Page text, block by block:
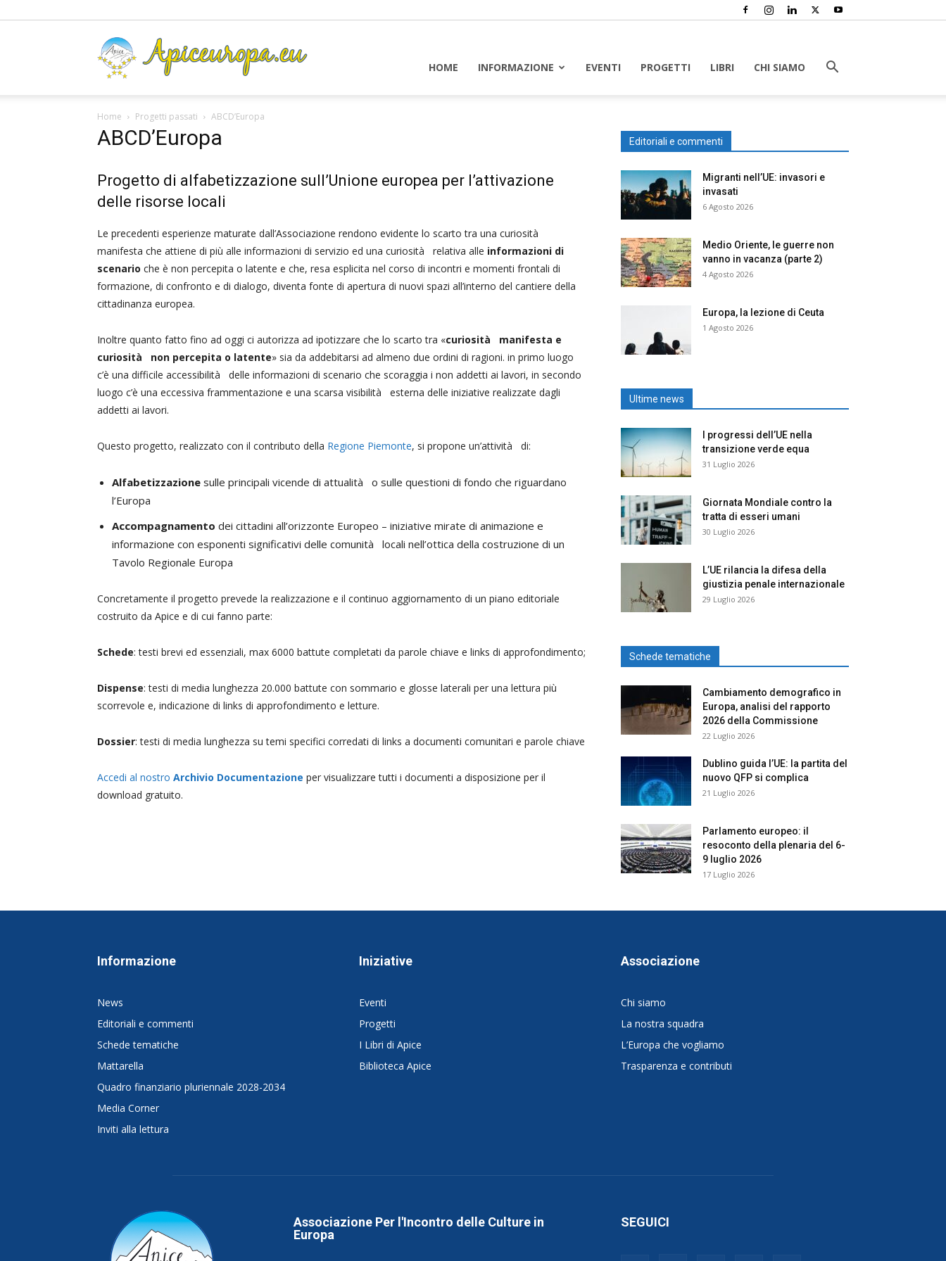
HOME INFORMAZIONE EVENTI PROGETTI LIBRI CHI SIAMO
Home Progetti passati ABCD’Europa
ABCD’Europa
Progetto di alfabetizzazione sull’Unione europea per l’attivazione
delle risorse locali
Le precedenti esperienze maturate dall’Associazione rendono evidente lo scarto tra una curiosità
manifesta che attiene di più alle informazioni di servizio ed una curiosità relativa alle informazioni di
scenario che è non percepita o latente e che, resa esplicita nel corso di incontri e momenti frontali di
formazione, di confronto e di dialogo, diventa fonte di apertura di nuovi spazi all’interno del cantiere della
cittadinanza europea.
Inoltre quanto fatto fino ad oggi ci autorizza ad ipotizzare che lo scarto tra «curiosità manifesta e
curiosità non percepita o latente» sia da addebitarsi ad almeno due ordini di ragioni. in primo luogo
c’è una difficile accessibilità delle informazioni di scenario che scoraggia i non addetti ai lavori, in secondo
luogo c’è una eccessiva frammentazione e una scarsa visibilità esterna delle iniziative realizzate dagli
addetti ai lavori.
Questo progetto, realizzato con il contributo della Regione Piemonte, si propone un’attività di:
Alfabetizzazione sulle principali vicende di attualità o sulle questioni di fondo che riguardano
l’Europa
Accompagnamento dei cittadini all’orizzonte Europeo – iniziative mirate di animazione e
informazione con esponenti significativi delle comunità locali nell’ottica della costruzione di un
Tavolo Regionale Europa
Concretamente il progetto prevede la realizzazione e il continuo aggiornamento di un piano editoriale
costruito da Apice e di cui fanno parte:
Schede: testi brevi ed essenziali, max 6000 battute completati da parole chiave e links di approfondimento;
Dispense: testi di media lunghezza 20.000 battute con sommario e glosse laterali per una lettura più
scorrevole e, indicazione di links di approfondimento e letture.
Dossier: testi di media lunghezza su temi specifici corredati di links a documenti comunitari e parole chiave
Accedi al nostro Archivio Documentazione per visualizzare tutti i documenti a disposizione per il
download gratuito.
Editoriali e commenti
Migranti nell’UE: invasori e
invasati
6 Agosto 2026
Medio Oriente, le guerre non
vanno in vacanza (parte 2)
4 Agosto 2026
Europa, la lezione di Ceuta
1 Agosto 2026
Ultime news
I progressi dell’UE nella
transizione verde equa
31 Luglio 2026
Giornata Mondiale contro la
tratta di esseri umani
30 Luglio 2026
L’UE rilancia la difesa della
giustizia penale internazionale
29 Luglio 2026
Schede tematiche
Cambiamento demografico in
Europa, analisi del rapporto
2026 della Commissione
22 Luglio 2026
Dublino guida l’UE: la partita del
nuovo QFP si complica
21 Luglio 2026
Parlamento europeo: il
resoconto della plenaria del 6-
9 luglio 2026
17 Luglio 2026
Informazione
News
Editoriali e commenti
Schede tematiche
Mattarella
Quadro finanziario pluriennale 2028-2034
Media Corner
Inviti alla lettura
Iniziative
Eventi
Progetti
I Libri di Apice
Biblioteca Apice
Associazione
Chi siamo
La nostra squadra
L’Europa che vogliamo
Trasparenza e contributi
Associazione Per l'Incontro delle Culture in
Europa
SEGUICI